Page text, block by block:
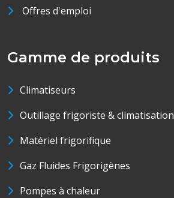
Offres d'emploi
Gamme de produits
Climatiseurs
Outillage frigoriste & climatisation
Matériel frigorifique
Gaz Fluides Frigorigènes
Pompes à chaleur